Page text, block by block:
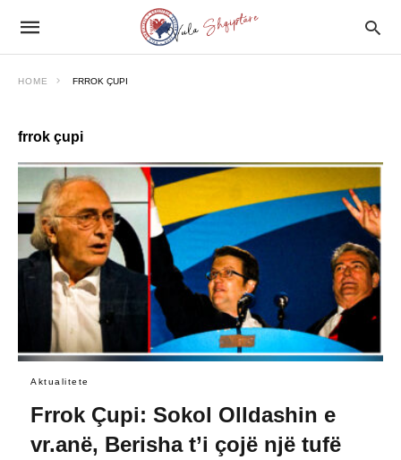
HOME FRROK ÇUPI
frrok çupi
Aktualitete
Frrok Çupi: Sokol Olldashin e
vr.anë, Berisha t’i çojë një tufë